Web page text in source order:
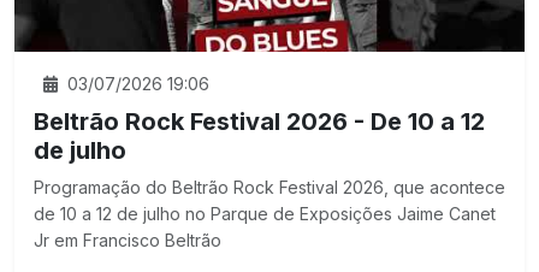
03/07/2026 19:06
Beltrão Rock Festival 2026 - De 10 a 12
de julho
Programação do Beltrão Rock Festival 2026, que acontece
de 10 a 12 de julho no Parque de Exposições Jaime Canet
Jr em Francisco Beltrão